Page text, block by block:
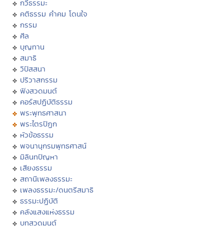
กวีธรรมะ
คติธรรม คำคม โดนใจ
กรรม
ศีล
บุญทาน
สมาธิ
วิปัสสนา
ปริวาสกรรม
ฟังสวดมนต์
คอร์สปฏิบัติธรรม
พระพุทธศาสนา
พระไตรปิฏก
หัวข้อธรรม
พจนานุกรมพุทธศาสน์
มิลินทปัญหา
เสียงธรรม
สถานีเพลงธรรมะ
เพลงธรรมะ/ดนตรีสมาธิ
ธรรมะปฏิบัติ
คลังแสงแห่งธรรม
บทสวดมนต์